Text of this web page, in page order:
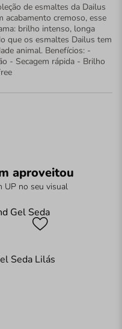
de esmaltes da Dailus
acabamento cremoso, esse
brilho intenso, longa
que os esmaltes Dailus tem
animal. Benefícios: -
- Secagem rápida - Brilho
aproveitou
UP no seu visual
Seda Lilás